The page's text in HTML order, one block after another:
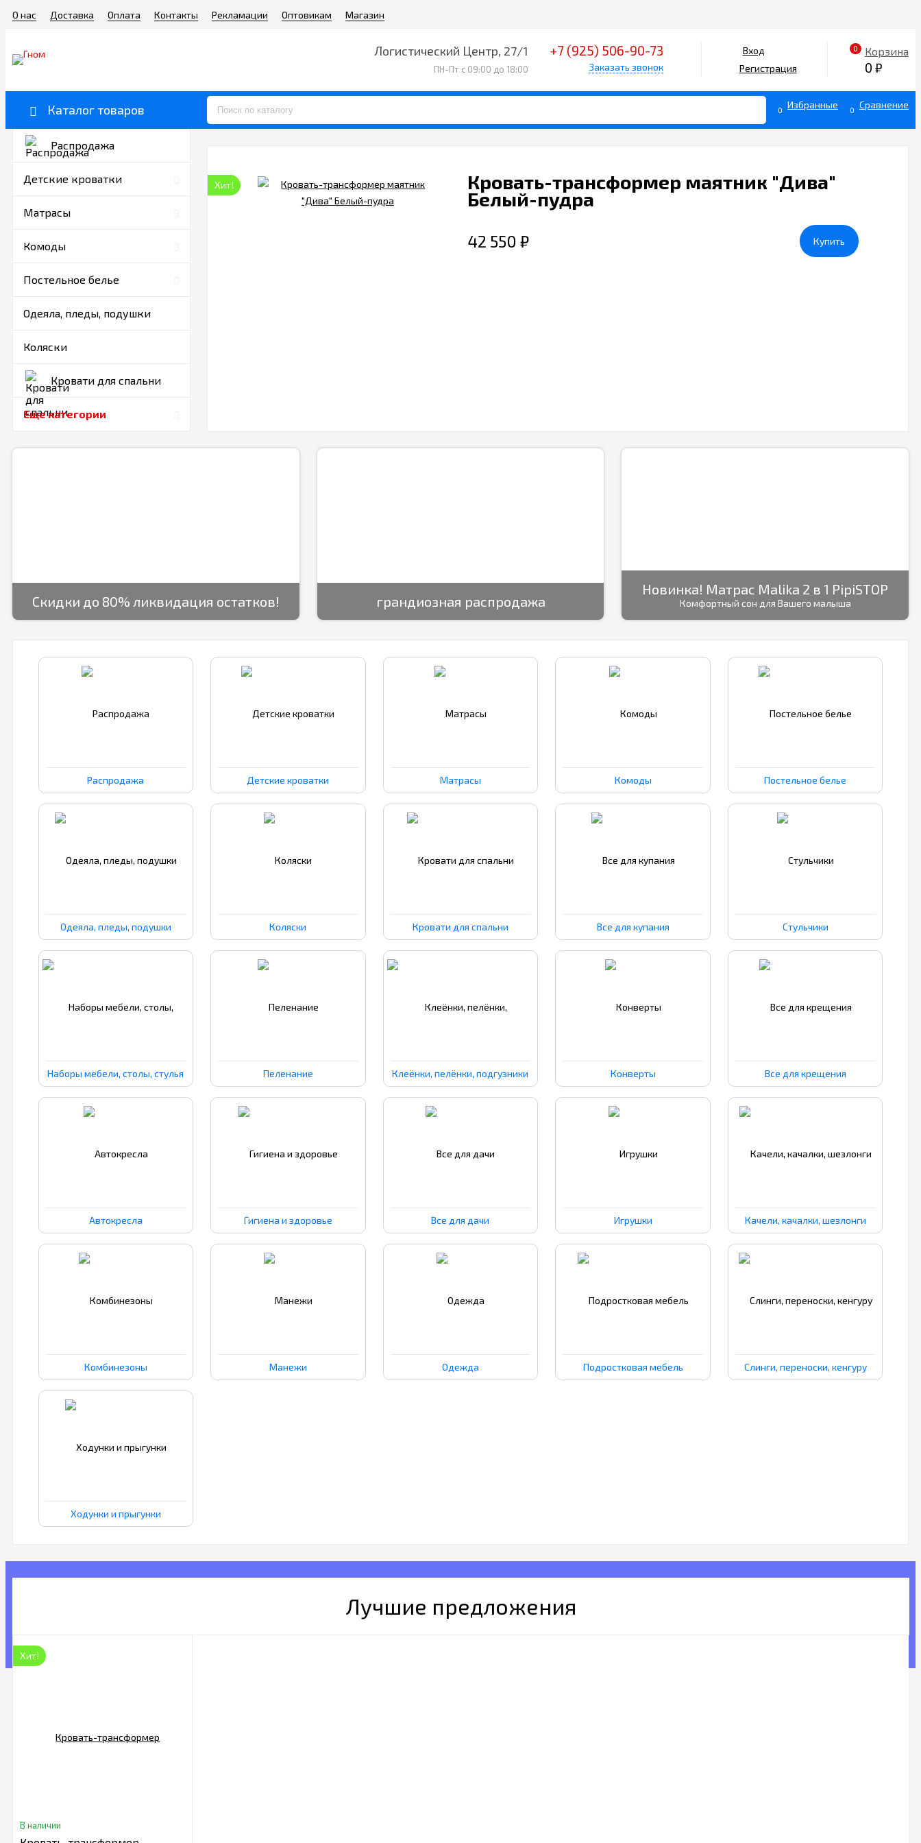
О нас Доставка Оплата Контакты Рекламации Оптовикам Магазин
Логистический Центр, 27/1
ПН-Пт с 09:00 до 18:00
+7 (925) 506-90-73
Заказать звонок
Вход
Регистрация
0 Корзина
0 ₽
Каталог товаров 0 Избранные 0 Сравнение
Распродажа
Детские кроватки
Матрасы
Комоды
Постельное белье
Одеяла, пледы, подушки
Коляски
Кровати для спальни
Еще категории
Хит! Кровать-трансформер маятник "Дива"
Белый-пудра
42 550₽ Купить
Скидки до 80% ликвидация остатков! грандиозная распродажа
Новинка! Матрас Malika 2 в 1 PipiSTOP
Комфортный сон для Вашего малыша
Распродажа Детские кроватки Матрасы Комоды Постельное белье
Одеяла, пледы, подушки Коляски Кровати для спальни Все для купания Стульчики
Наборы мебели, столы, стулья Пеленание Клеёнки, пелёнки, подгузники Конверты Все для крещения
Автокресла Гигиена и здоровье Все для дачи Игрушки Качели, качалки, шезлонги
Комбинезоны Манежи Одежда Подростковая мебель Слинги, переноски, кенгуру
Ходунки и прыгунки
Лучшие предложения
Хит!
В наличии